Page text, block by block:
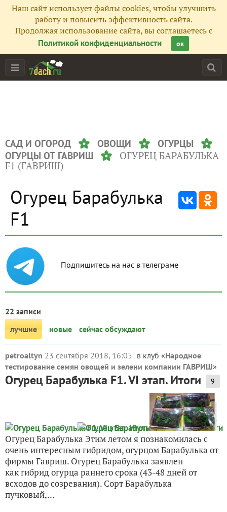
Наш сайт использует файлы cookies, чтобы улучшить
работу и повысить эффективность сайта.
Продолжая использование сайта, вы соглашаетесь с
Политикой конфиденциальности
ок
САД И ОГОРОД ОВОЩИ
ОГУРЦЫ
ОГУРЦЫ ОТ ГАВРИШ
ОГУРЕЦ БАРАБУЛЬКА
F1 (ГАВРИШ)
Огурец Барабулька
F1
Подпишитесь на нас в телеграме
22 записи
лучшие
новые сейчас обсуждают
petroaltyn 23 сентября 2018, 16:05 в клуб «Народное
тестирование семян овощей и зелени компании ГАВРИШ»
Огурец Барабулька F1. VI этап. Итоги 9
Огурец Барабулька Этим летом я познакомилась с
очень интересным гибридом, огурцом Барабулька от
фирмы Гавриш. Огурец Барабулька заявлен
как гибрид огурца раннего срока (43-48 дней от
всходов до созревания). Сорт Барабулька
пучковый,...